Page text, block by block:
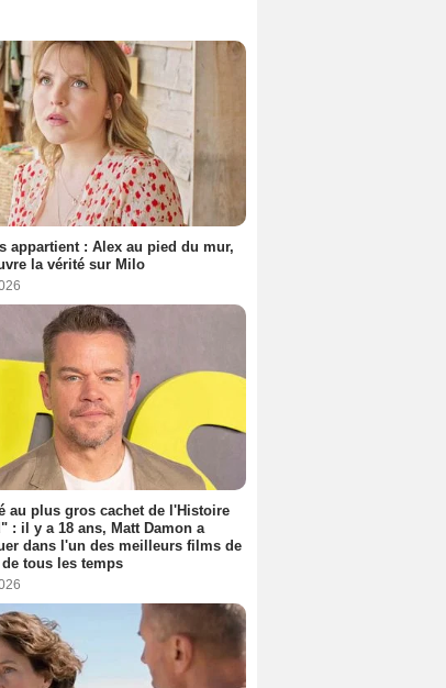
appartient : Alex au pied du mur,
la vérité sur Milo
au plus gros cachet de l'Histoire
: il y a 18 ans, Matt Damon a
dans l'un des meilleurs films de
tous les temps